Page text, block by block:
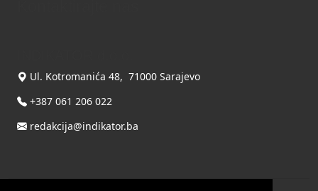
Ul. Kotromanića 48, 71000 Sarajevo
+387 061 206 022
redakcija@indikator.ba